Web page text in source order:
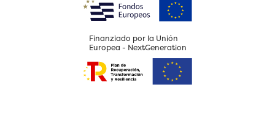
Finanziado por la Unión
Europea - NextGeneration